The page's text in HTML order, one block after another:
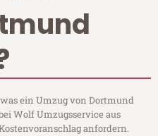
ein Umzug von Dortmund
Wolf Umzugsservice aus
anfordern.